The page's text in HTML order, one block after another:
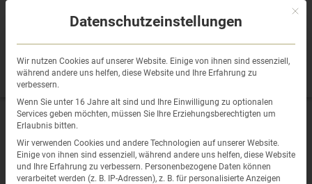
Sprung
Familie Hofmann
Mit
Datenschutzeinstellungen
Wir nutzen Cookies auf unserer Website. Einige von ihnen sind essenziell,
während andere uns helfen, diese Website und Ihre Erfahrung zu
verbessern.
Wenn Sie unter 16 Jahre alt sind und Ihre Einwilligung zu optionalen
Services geben möchten, müssen Sie Ihre Erziehungsberechtigten um
Erlaubnis bitten.
Wir verwenden Cookies und andere Technologien auf unserer Website.
Einige von ihnen sind essenziell, während andere uns helfen, diese Website
und Ihre Erfahrung zu verbessern. Personenbezogene Daten können
verarbeitet werden (z. B. IP-Adressen), z. B. für personalisierte Anzeigen